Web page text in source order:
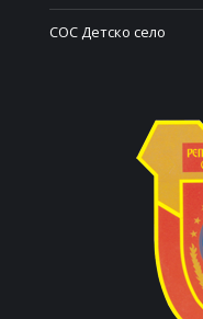
СОС Детско село